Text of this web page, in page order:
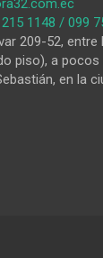
1148 / 099
209-52, entre
piso), a
en la